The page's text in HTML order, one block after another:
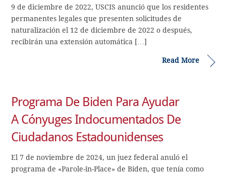
9 de diciembre de 2022, USCIS anunció que los residentes
permanentes legales que presenten solicitudes de
naturalización el 12 de diciembre de 2022 o después,
recibirán una extensión automática […]
Read More
Programa De Biden Para Ayudar
A Cónyuges Indocumentados De
Ciudadanos Estadounidenses
El 7 de noviembre de 2024, un juez federal anuló el
programa de «Parole-in-Place» de Biden, que tenía como